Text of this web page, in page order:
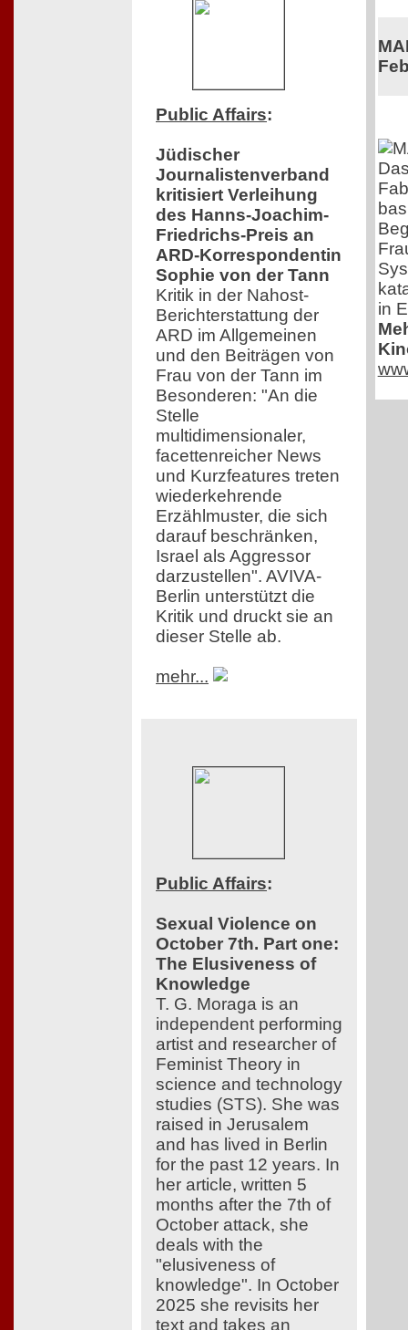
Public Affairs:
Jüdischer
Journalistenverband
kritisiert Verleihung
des Hanns-Joachim-
Friedrichs-Preis an
ARD-Korrespondentin
Sophie von der Tann
Kritik in der Nahost-
Berichterstattung der
ARD im Allgemeinen
und den Beiträgen von
Frau von der Tann im
Besonderen: "An die
Stelle
multidimensionaler,
facettenreicher News
und Kurzfeatures treten
wiederkehrende
Erzählmuster, die sich
darauf beschränken,
Israel als Aggressor
darzustellen". AVIVA-
Berlin unterstützt die
Kritik und druckt sie an
dieser Stelle ab.
mehr...
Public Affairs:
Sexual Violence on
October 7th. Part one:
The Elusiveness of
Knowledge
T. G. Moraga is an
independent performing
artist and researcher of
Feminist Theory in
science and technology
studies (STS). She was
raised in Jerusalem
and has lived in Berlin
for the past 12 years. In
her article, written 5
months after the 7th of
October attack, she
deals with the
"elusiveness of
knowledge". In October
2025 she revisits her
text and takes an
in